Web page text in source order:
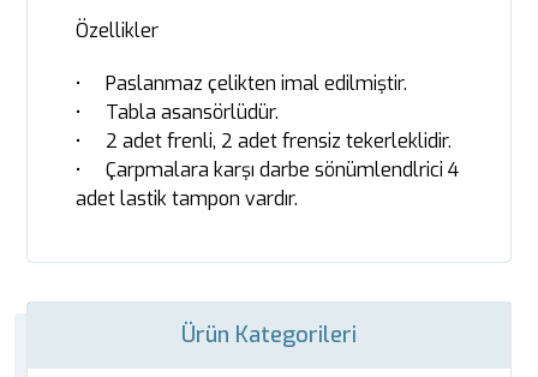
Özellikler
• Paslanmaz çelikten imal edilmiştir.
• Tabla asansörlüdür.
• 2 adet frenli, 2 adet frensiz tekerleklidir.
• Çarpmalara karşı darbe sönümlendlrici 4
adet lastik tampon vardır.
Ürün Kategorileri